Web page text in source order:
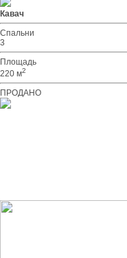
Кавач
Спальни
3
Площадь
220 м2
ПРОДАНО